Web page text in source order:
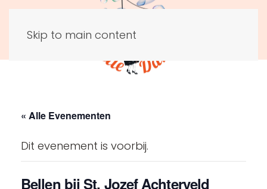
Skip to main content
« Alle Evenementen
Dit evenement is voorbij.
Bellen bij St. Jozef Achterveld